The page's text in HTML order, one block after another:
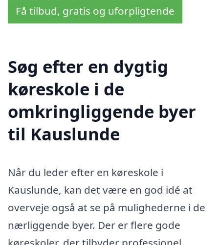
Få tilbud, gratis og uforpligtende
Søg efter en dygtig
køreskole i de
omkringliggende byer
til Kauslunde
Når du leder efter en køreskole i
Kauslunde, kan det være en god idé at
overveje også at se på mulighederne i de
nærliggende byer. Der er flere gode